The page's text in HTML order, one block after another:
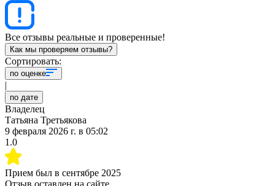
Все отзывы реальные и проверенные!
Как мы проверяем отзывы?
Сортировать:
по оценке
|
по дате
Владелец
Татьяна Третьякова
9 февраля 2026 г. в 05:02
1.0
Прием был в сентябре 2025
Отзыв оставлен на сайте